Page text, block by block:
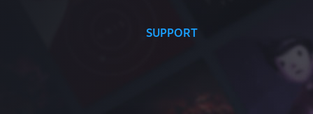
SUPPORT